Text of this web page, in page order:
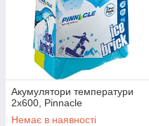
Акумулятори температури
2х600, Pinnacle
Немає в наявності